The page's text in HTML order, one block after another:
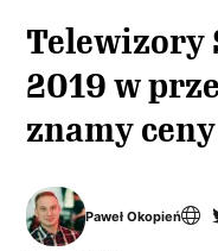
Telewizory
2019 w
znamy ceny
Paweł Okopień